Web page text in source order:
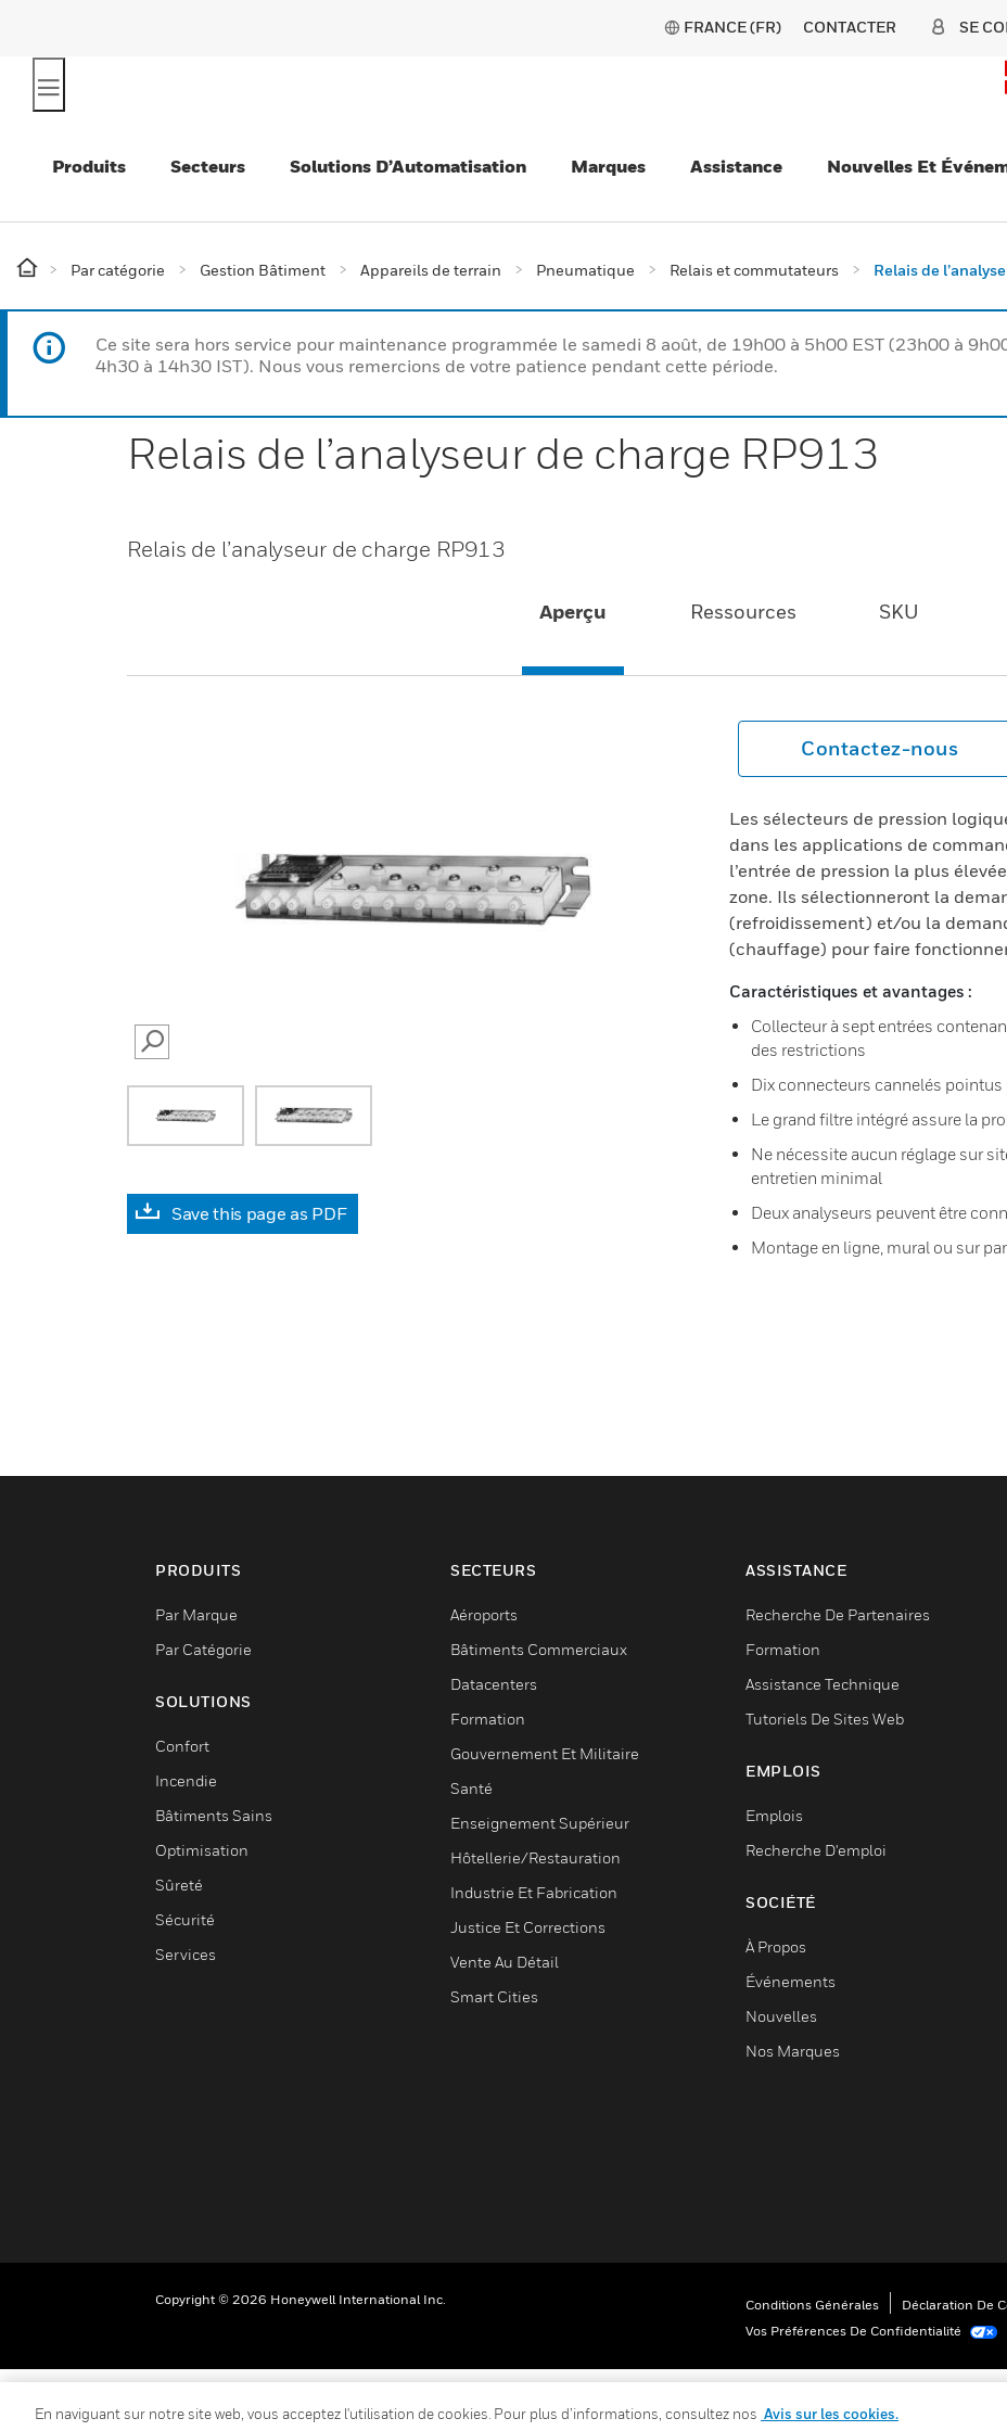
FRANCE (FR) CONTACTER SE
Produits Secteurs Solutions D’Automatisation Marques Assistance Nouvelles Et
Par catégorie Gestion Bâtiment Appareils de terrain Pneumatique Relais et commutateurs Relais de
Ce site sera hors service pour maintenance programmée le samedi 8 août, de 19h00 à 5h00 EST (23h00 à
4h30 à 14h30 IST). Nous vous remercions de votre patience pendant cette période.
Relais de l’analyseur de charge RP913
Relais de l’analyseur de charge RP913
Aperçu Ressources SKU
SEARCH
Save this page as PDF
Contactez-nous
Les sélecteurs de pression
dans les applications de
l’entrée de pression la plus
zone. Ils sélectionneront la
(refroidissement) et/ou la
(chauffage) pour faire
Caractéristiques et avantages :
Collecteur à sept entrées
des restrictions
Dix connecteurs cannelés
Le grand filtre intégré assure la
Ne nécessite aucun réglage sur
entretien minimal
Deux analyseurs peuvent être
Montage en ligne, mural ou sur
PRODUITS
Par Marque
Par Catégorie
SOLUTIONS
Confort
Incendie
Bâtiments Sains
Optimisation
Sûreté
Sécurité
Services
SECTEURS
Aéroports
Bâtiments Commerciaux
Datacenters
Formation
Gouvernement Et Militaire
Santé
Enseignement Supérieur
Hôtellerie/Restauration
Industrie Et Fabrication
Justice Et Corrections
Vente Au Détail
Smart Cities
ASSISTANCE
Recherche De Partenaires
Formation
Assistance Technique
Tutoriels De Sites Web
EMPLOIS
Emplois
Recherche D'emploi
SOCIÉTÉ
À Propos
Événements
Nouvelles
Nos Marques
Copyright © 2026 Honeywell International Inc. Conditions Générales
Déclaration De
Vos Préférences De Confidentialité
En naviguant sur notre site web, vous acceptez l'utilisation de cookies. Pour plus d’informations, consultez nos Avis sur les cookies.